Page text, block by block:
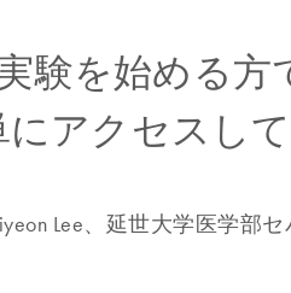
験を始める
アクセスし
Lee、延世大学医学部